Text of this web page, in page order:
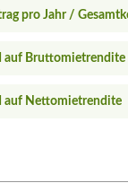
pro Jahr /
auf Bruttomietrendite
auf Nettomietrendite